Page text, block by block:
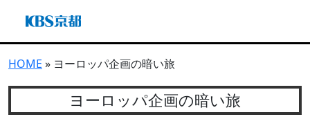
HOME » ヨーロッパ企画の暗い旅
ヨーロッパ企画の暗い旅